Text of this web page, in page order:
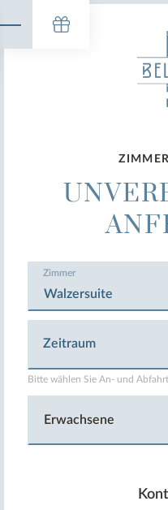
Zimmer
Bitte wählen Sie An- und
Zeitraum